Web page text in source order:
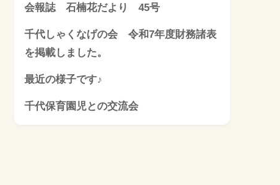
会報誌 石楠花だより 45号
千代しゃくなげの会 令和7年度財務諸表
を掲載しました。
最近の様子です♪
千代保育園児との交流会